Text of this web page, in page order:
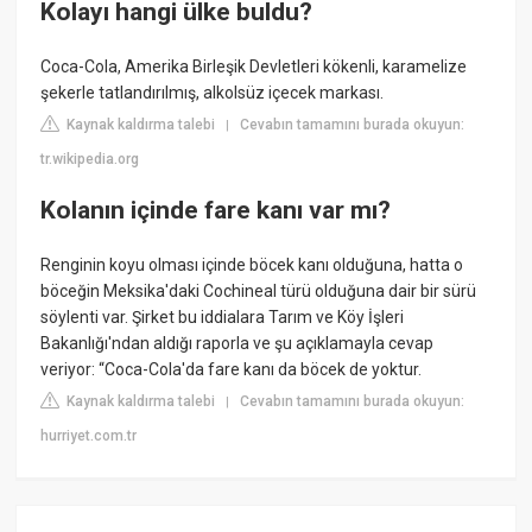
Kolayı hangi ülke buldu?
Coca-Cola, Amerika Birleşik Devletleri kökenli, karamelize
şekerle tatlandırılmış, alkolsüz içecek markası.
Kaynak kaldırma talebi |Cevabın tamamını burada okuyun:
tr.wikipedia.org
Kolanın içinde fare kanı var mı?
Renginin koyu olması içinde böcek kanı olduğuna, hatta o
böceğin Meksika'daki Cochineal türü olduğuna dair bir sürü
söylenti var. Şirket bu iddialara Tarım ve Köy İşleri
Bakanlığı'ndan aldığı raporla ve şu açıklamayla cevap
veriyor: “Coca-Cola'da fare kanı da böcek de yoktur.
Kaynak kaldırma talebi |Cevabın tamamını burada okuyun:
hurriyet.com.tr